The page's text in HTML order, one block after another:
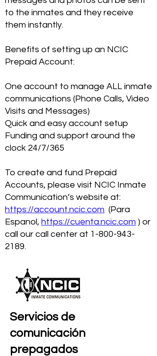
to the inmates and they receive
them instantly.
Benefits of setting up an NCIC
Prepaid Account:
One account to manage ALL inmate
communications (Phone Calls, Video
Visits and Messages)
Quick and easy account setup
Funding and support around the
clock 24/7/365
To create and fund Prepaid
Accounts, please visit NCIC Inmate
Communication’s website at:
https://account.ncic.com (Para
Espanol, https://cuenta.ncic.com ) or
call our call center at 1-800-943-
2189.
Servicios de
comunicación
prepagados